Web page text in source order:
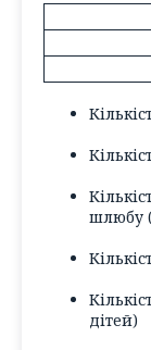
шлюбу
дітей)